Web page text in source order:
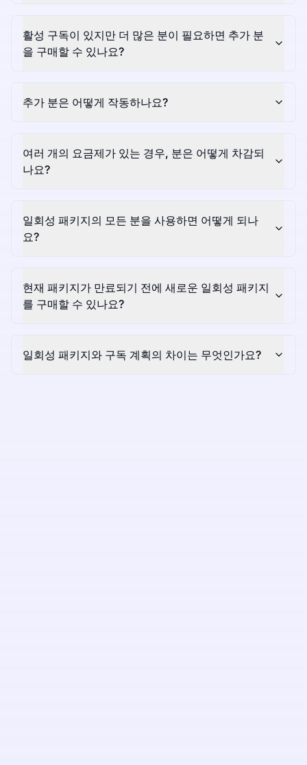
활성 구독이 있지만 더 많은 분이 필요하면 추가 분
을 구매할 수 있나요?
추가 분은 어떻게 작동하나요?
여러 개의 요금제가 있는 경우, 분은 어떻게 차감되
나요?
일회성 패키지의 모든 분을 사용하면 어떻게 되나
요?
현재 패키지가 만료되기 전에 새로운 일회성 패키지
를 구매할 수 있나요?
일회성 패키지와 구독 계획의 차이는 무엇인가요?